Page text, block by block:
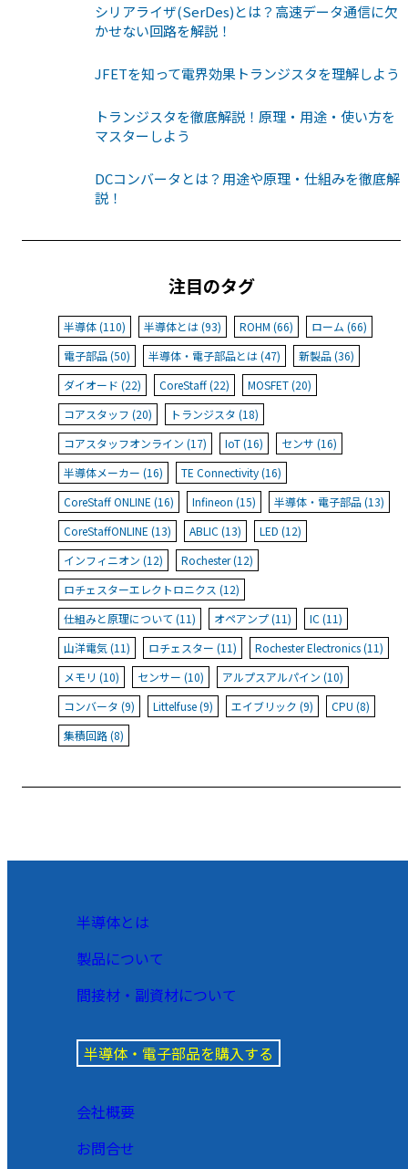
シリアライザ(SerDes)とは？高速データ通信に欠
かせない回路を解説！
JFETを知って電界効果トランジスタを理解しよう
トランジスタを徹底解説！原理・用途・使い方を
マスターしよう
DCコンバータとは？用途や原理・仕組みを徹底解
説！
注目のタグ
半導体 (110) 半導体とは (93) ROHM (66)
ローム (66)
電子部品 (50)
半導体・電子部品とは (47)
新製品 (36)
ダイオード (22)
CoreStaff (22)
MOSFET (20)
コアスタッフ (20)
トランジスタ (18)
コアスタッフオンライン (17)
IoT (16)
センサ (16)
半導体メーカー (16)
TE Connectivity (16)
CoreStaff ONLINE (16)
Infineon (15)
半導体・電子部品 (13)
CoreStaffONLINE (13)
ABLIC (13)
LED (12)
インフィニオン (12)
Rochester (12)
ロチェスターエレクトロニクス (12)
仕組みと原理について (11)
オペアンプ (11)
IC (11)
山洋電気 (11)
ロチェスター (11)
Rochester Electronics (11)
メモリ (10)
センサー (10)
アルプスアルパイン (10)
コンバータ (9)
Littelfuse (9) エイブリック (9)
CPU (8)
集積回路 (8)
半導体とは
製品について
間接材・副資材について
半導体・電子部品を購入する
会社概要
お問合せ